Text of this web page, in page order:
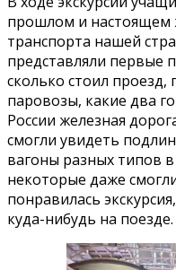
прошлом и настоящем
транспорта нашей
представляли первые
сколько стоил проезд,
паровозы, какие два
России железная
смогли увидеть
вагоны разных типов
некоторые даже
понравилась
куда-нибудь на поезде.